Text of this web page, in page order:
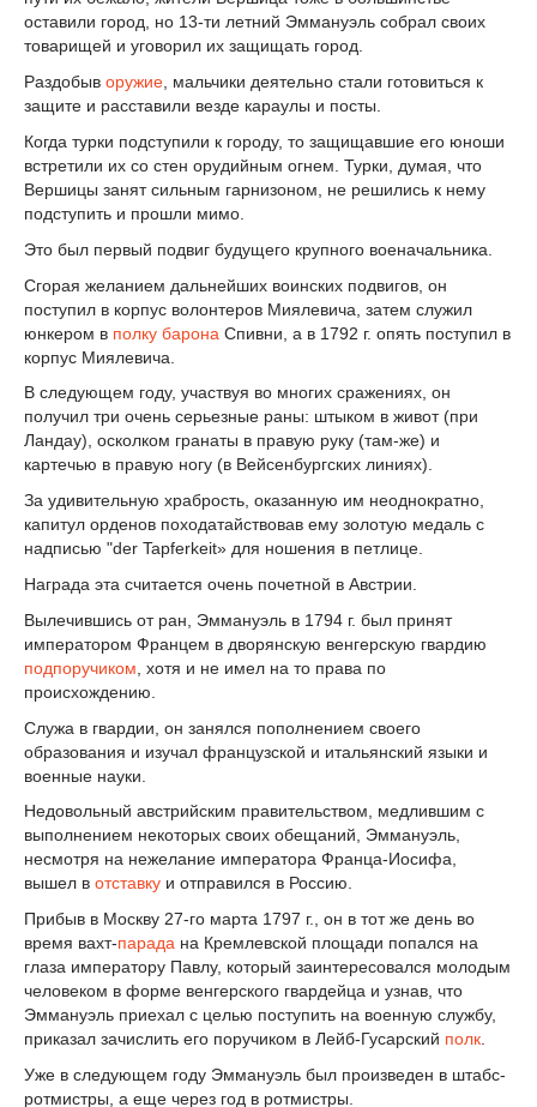
оставили город, но 13-ти летний Эммануэль собрал своих
товарищей и уговорил их защищать город.
Раздобыв оружие , мальчики деятельно стали готовиться к
защите и расставили везде караулы и посты.
Когда турки подступили к городу, то защищавшие его юноши
встретили их со стен орудийным огнем. Турки, думая, что
Вершицы занят сильным гарнизоном, не решились к нему
подступить и прошли мимо.
Это был первый подвиг будущего крупного военачальника.
Сгорая желанием дальнейших воинских подвигов, он
поступил в корпус волонтеров Миялевича, затем служил
юнкером в полку барона Спивни, а в 1792 г. опять поступил в
корпус Миялевича.
В следующем году, участвуя во многих сражениях, он
получил три очень серьезные раны: штыком в живот (при
Ландау), осколком гранаты в правую руку (там-же) и
картечью в правую ногу (в Вейсенбургских линиях).
За удивительную храбрость, оказанную им неоднократно,
капитул орденов походатайствовав ему золотую медаль с
надписью "der Tapferkeit» для ношения в петлице.
Награда эта считается очень почетной в Австрии.
Вылечившись от ран, Эммануэль в 1794 г. был принят
императором Францем в дворянскую венгерскую гвардию
подпоручиком , хотя и не имел на то права по
происхождению.
Служа в гвардии, он занялся пополнением своего
образования и изучал французской и итальянский языки и
военные науки.
Недовольный австрийским правительством, медлившим с
выполнением некоторых своих обещаний, Эммануэль,
несмотря на нежелание императора Франца-Иосифа,
вышел в отставку и отправился в Россию.
Прибыв в Москву 27-го марта 1797 г., он в тот же день во
время вахт-парада на Кремлевской площади попался на
глаза императору Павлу, который заинтересовался молодым
человеком в форме венгерского гвардейца и узнав, что
Эммануэль приехал с целью поступить на военную службу,
приказал зачислить его поручиком в Лейб-Гусарский полк
Уже в следующем году Эммануэль был произведен в штабс-
ротмистры, а еще через год в ротмистры.